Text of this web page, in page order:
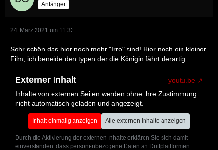
Anfänger
24. März 2021 um 11:33
Sehr schön das hier noch mehr "Irre" sind! Hier noch ein kleiner
Film, ich beneide den typen der die Königin fährt derartig...
Externer Inhalt
youtu.be
Inhalte von externen Seiten werden ohne Ihre Zustimmung
nicht automatisch geladen und angezeigt.
Inhalt einmalig anzeigen Alle externen Inhalte anzeigen
Durch die Aktivierung der externen Inhalte erklären Sie sich damit
einverstanden, dass personenbezogene Daten an Drittplattformen